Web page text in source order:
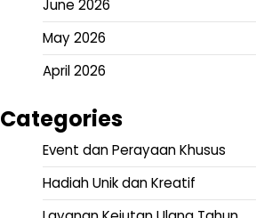
June 2026
May 2026
April 2026
Categories
Event dan Perayaan Khusus
Hadiah Unik dan Kreatif